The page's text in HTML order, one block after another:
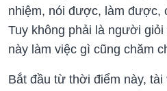
nhiệm, nói được, làm được,
Tuy không phải là người
này làm việc gì cũng chăm
Bắt đầu từ thời điểm này, tài